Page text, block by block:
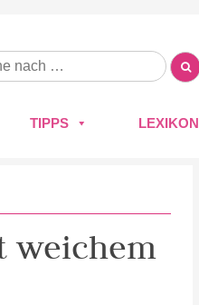
TIPPS LEXIKON
weichem